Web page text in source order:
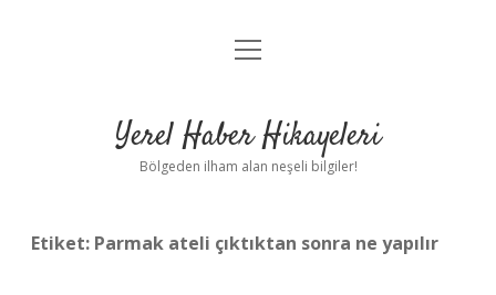
Anasayfa
Yasal Uyarı
menüyü
Yerel Haber Hikayeleri
Bölgeden ilham alan neşeli bilgiler!
Etiket: Parmak ateli çıktıktan sonra ne yapılır